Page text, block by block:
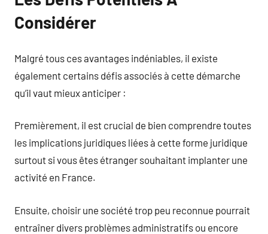
Considérer
Malgré tous ces avantages indéniables, il existe
également certains défis associés à cette démarche
qu’il vaut mieux anticiper :
Premièrement, il est crucial de bien comprendre toutes
les implications juridiques liées à cette forme juridique
surtout si vous êtes étranger souhaitant implanter une
activité en France.
Ensuite, choisir une société trop peu reconnue pourrait
entraîner divers problèmes administratifs ou encore